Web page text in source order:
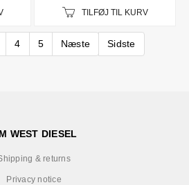
TILFØJ TIL KURV
4 5 Næste Sidste
WEST DIESEL
& returns
Privacy notice